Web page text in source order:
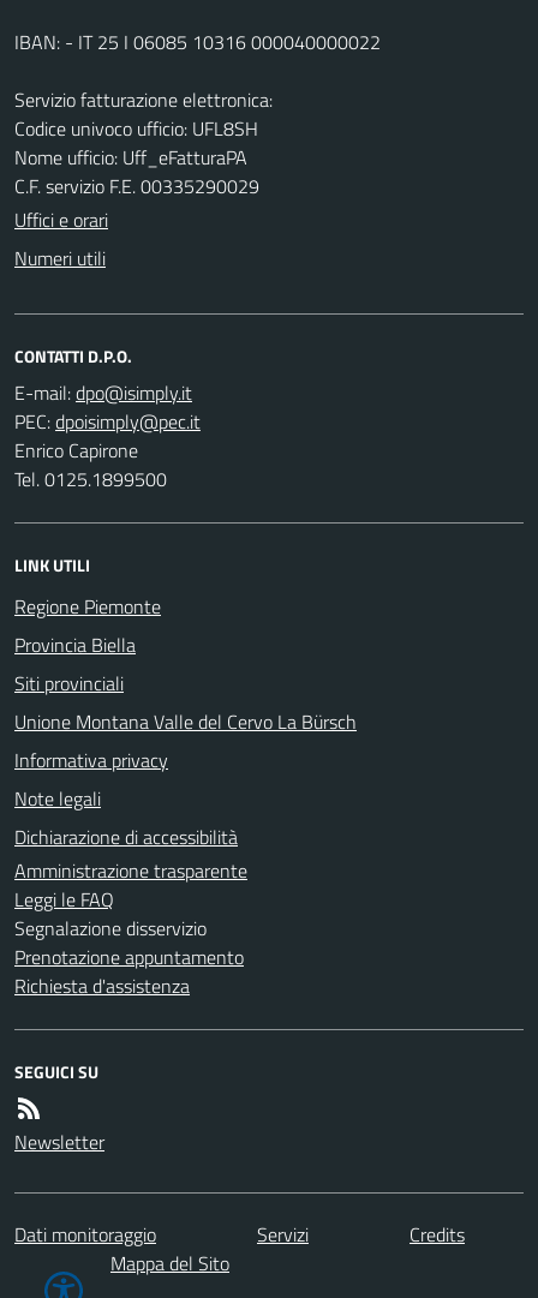
IBAN: - IT 25 I 06085 10316 000040000022
Servizio fatturazione elettronica:
Codice univoco ufficio: UFL8SH
Nome ufficio: Uff_eFatturaPA
C.F. servizio F.E. 00335290029
Uffici e orari
Numeri utili
CONTATTI D.P.O.
E-mail:
PEC:
Enrico Capirone
Tel. 0125.1899500
LINK UTILI
Regione Piemonte
Provincia Biella
Siti provinciali
Unione Montana Valle del Cervo La Bürsch
Informativa privacy
Note legali
Dichiarazione di accessibilità
Amministrazione trasparente
Leggi le FAQ
Segnalazione disservizio
Prenotazione appuntamento
Richiesta d'assistenza
SEGUICI SU
Newsletter
Dati monitoraggio Servizi
Credits
Mappa del Sito